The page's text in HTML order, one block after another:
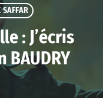
: J’écris
BAUDRY